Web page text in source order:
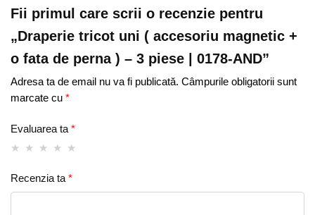
3
piese
|
0178-
Fii primul care scrii o recenzie pentru
„Draperie tricot uni ( accesoriu magnetic +
o fata de perna ) – 3 piese | 0178-AND”
Adresa ta de email nu va fi publicată. Câmpurile obligatorii sunt
marcate cu *
Evaluarea ta *
Recenzia ta *